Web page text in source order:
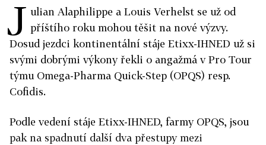
J ulian Alaphilippe a Louis Verhelst se už od
příštího roku mohou těšit na nové výzvy.
Dosud jezdci kontinentální stáje Etixx-IHNED už si
svými dobrými výkony řekli o angažmá v Pro Tour
týmu Omega-Pharma Quick-Step (OPQS) resp.
Cofidis.
Podle vedení stáje Etixx-IHNED, farmy OPQS, jsou
pak na spadnutí další dva přestupy mezi